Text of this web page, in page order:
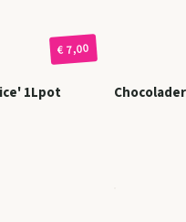
€ 7,00